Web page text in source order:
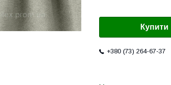
Купити
+380 (73) 264-67-37